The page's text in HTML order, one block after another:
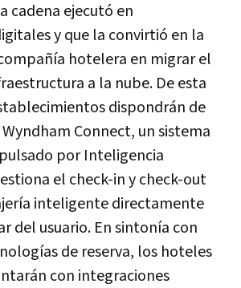
cadena ejecutó en
y que la convirtió en la
hotelera en migrar el
a la nube. De esta
dispondrán de
Connect, un sistema
por Inteligencia
el check-in y check-out
inteligente directamente
del usuario. En sintonía con
de reserva, los hoteles
con integraciones